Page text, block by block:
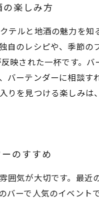
楽しみ方
テルと地酒の魅力を
自のレシピや、季節
映された一杯です。
バーテンダーに相談
りを見つける楽しみ
のすすめ
囲気が大切です。最
バーで人気のイベン